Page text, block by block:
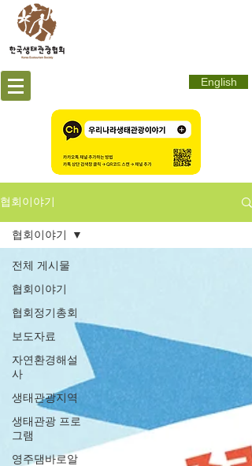
English
협회이야기
전체 게시물
협회이야기
협회정기총회
보도자료
자연환경해설
사
생태관광지역
생태관광 프로
그램
영주댐바로알
협회이야기